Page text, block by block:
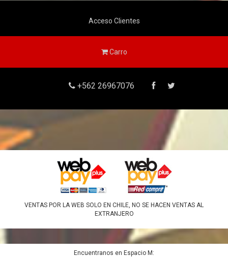
Acceso Clientes
Carro
+562 26967076
VENTAS POR LA WEB SOLO EN CHILE, NO SE HACEN VENTAS AL
EXTRANJERO
Encuentranos en Espacio M: